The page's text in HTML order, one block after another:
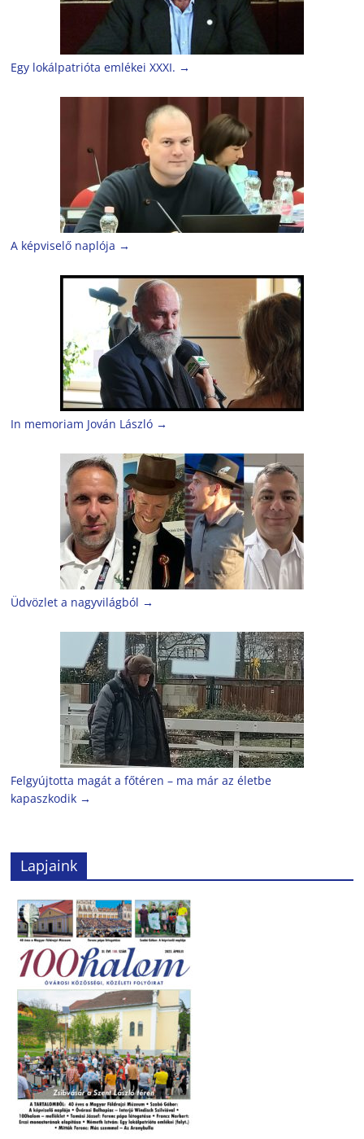
Egy lokálpatrióta emlékei XXXI. →
A képviselő naplója →
In memoriam Jován László →
Üdvözlet a nagyvilágból →
Felgyújtotta magát a főtéren – ma már az életbe
kapaszkodik →
Lapjaink